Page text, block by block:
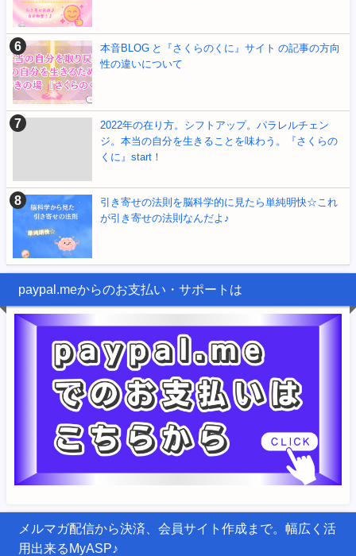
本音BLOG と『さくらのくに』サイト の記事の方向
性の違いについて
2022年の在り方。シフトアップ。パラレルチェン
ジ。本当の自分を生きることを味わう。『さくらの
くに』start！
引き寄せの法則を脳科学的に見たら単純明快☆これ
が引き寄せの法則なんだよ♪
paypal.meからのお支払い・サポートは
メルマガ配信から決済、会員サイト作成まで。幅広く活
用出来るMyASP♪